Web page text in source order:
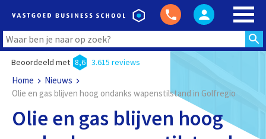
Beoordeeld met 8,6 3.615 reviews
Home
Nieuws
Olie en gas blijven hoog ondanks wapenstilstand in Golfregio
Olie en gas blijven hoog